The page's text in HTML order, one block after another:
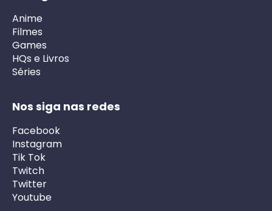
Anime
Filmes
Games
HQs e Livros
Séries
Nos siga nas redes
Facebook
Instagram
Tik Tok
Twitch
Twitter
Youtube